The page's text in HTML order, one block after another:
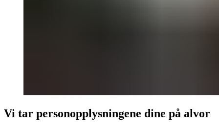
Vi tar personopplysningene dine på alvor